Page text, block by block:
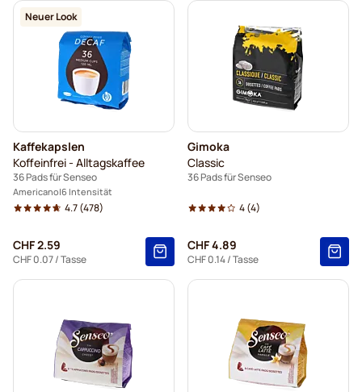
Neuer Look
Kaffekapslen
Koffeinfrei - Alltagskaffee
36 Pads für Senseo
Americano 6 Intensität
4.7(478)
CHF 2.59
CHF 0.07/ Tasse
Gimoka
Classic
36 Pads für Senseo
4(4)
CHF 4.89
CHF 0.14/ Tasse